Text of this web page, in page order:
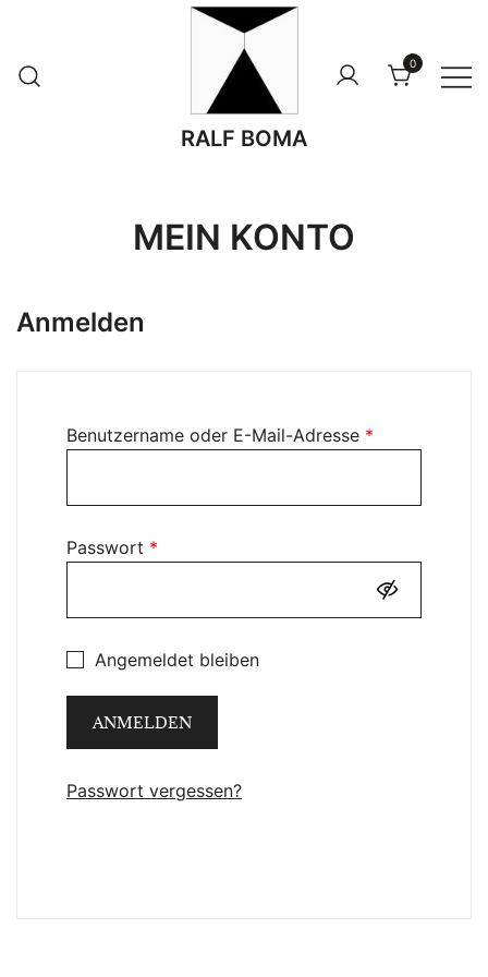
springen
RALF BOMA
0
MEIN KONTO
Anmelden
Benutzername oder E-Mail-Adresse *
Passwort *
Angemeldet bleiben
ANMELDEN
Passwort vergessen?